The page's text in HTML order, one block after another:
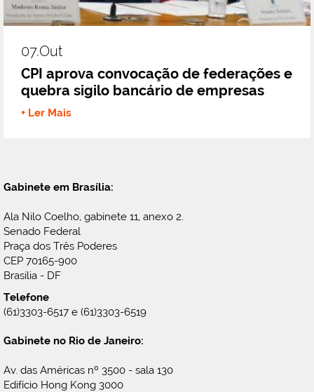
07.out
CPI aprova convocação de federações e
quebra sigilo bancário de empresas
+ Ler Mais
Gabinete em Brasília:
Ala Nilo Coelho, gabinete 11, anexo 2.
Senado Federal
Praça dos Três Poderes
CEP 70165-900
Brasília - DF
Telefone
(61)3303-6517 e (61)3303-6519
Gabinete no Rio de Janeiro:
Av. das Américas nº 3500 - sala 130
Edifício Hong Kong 3000